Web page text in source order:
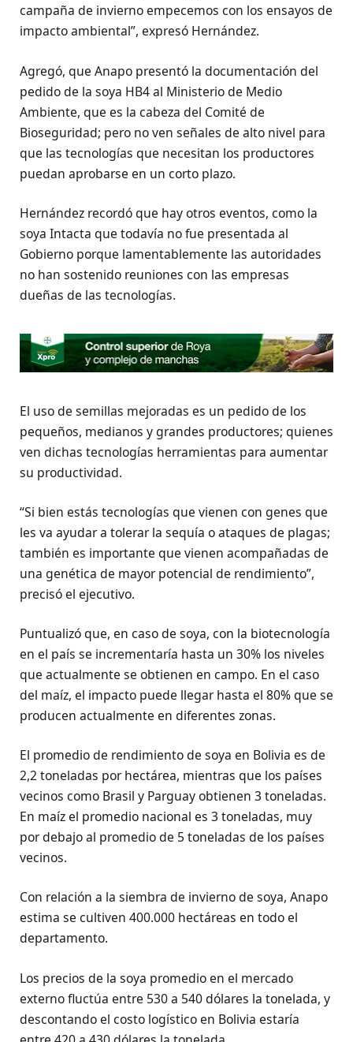
campaña de invierno empecemos con los ensayos de
impacto ambiental”, expresó Hernández.
Agregó, que Anapo presentó la documentación del
pedido de la soya HB4 al Ministerio de Medio
Ambiente, que es la cabeza del Comité de
Bioseguridad; pero no ven señales de alto nivel para
que las tecnologías que necesitan los productores
puedan aprobarse en un corto plazo.
Hernández recordó que hay otros eventos, como la
soya Intacta que todavía no fue presentada al
Gobierno porque lamentablemente las autoridades
no han sostenido reuniones con las empresas
dueñas de las tecnologías.
El uso de semillas mejoradas es un pedido de los
pequeños, medianos y grandes productores; quienes
ven dichas tecnologías herramientas para aumentar
su productividad.
“Si bien estás tecnologías que vienen con genes que
les va ayudar a tolerar la sequía o ataques de plagas;
también es importante que vienen acompañadas de
una genética de mayor potencial de rendimiento”,
precisó el ejecutivo.
Puntualizó que, en caso de soya, con la biotecnología
en el país se incrementaría hasta un 30% los niveles
que actualmente se obtienen en campo. En el caso
del maíz, el impacto puede llegar hasta el 80% que se
producen actualmente en diferentes zonas.
El promedio de rendimiento de soya en Bolivia es de
2,2 toneladas por hectárea, mientras que los países
vecinos como Brasil y Parguay obtienen 3 toneladas.
En maíz el promedio nacional es 3 toneladas, muy
por debajo al promedio de 5 toneladas de los países
vecinos.
Con relación a la siembra de invierno de soya, Anapo
estima se cultiven 400.000 hectáreas en todo el
departamento.
Los precios de la soya promedio en el mercado
externo fluctúa entre 530 a 540 dólares la tonelada, y
descontando el costo logístico en Bolivia estaría